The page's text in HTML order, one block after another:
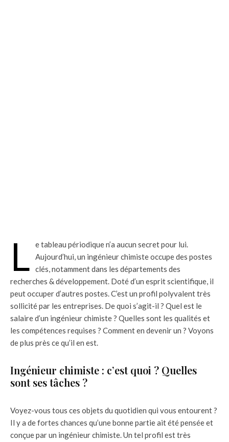
L
e tableau périodique n’a aucun secret pour lui.
Aujourd’hui, un ingénieur chimiste occupe des postes
clés, notamment dans les départements des
recherches & développement. Doté d’un esprit scientifique, il
peut occuper d’autres postes. C’est un profil polyvalent très
sollicité par les entreprises. De quoi s’agit-il ? Quel est le
salaire d’un ingénieur chimiste ? Quelles sont les qualités et
les compétences requises ? Comment en devenir un ? Voyons
de plus près ce qu’il en est.
Ingénieur chimiste : c’est quoi ? Quelles
sont ses tâches ?
Voyez-vous tous ces objets du quotidien qui vous entourent ?
Il y a de fortes chances qu’une bonne partie ait été pensée et
conçue par un ingénieur chimiste. Un tel profil est très